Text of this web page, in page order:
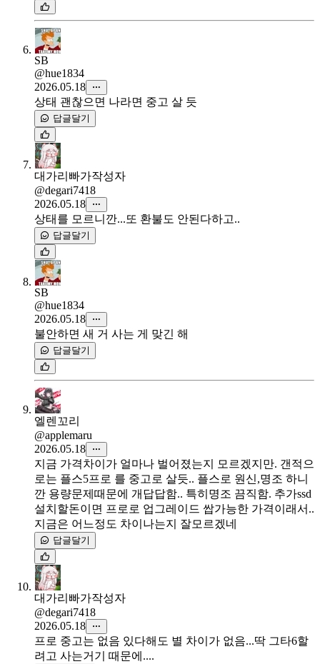
SB
@hue1834
2026.05.18
상태 괜찮으면 나라면 중고 살 듯
답글달기
대가리빠가작성자
@degari7418
2026.05.18
상태를 모르니깐...또 환불도 안된다하고..
답글달기
SB
@hue1834
2026.05.18
불안하면 새 거 사는 게 맞긴 해
답글달기
엘렌꼬리
@applemaru
2026.05.18
지금 가격차이가 얼마나 벌어졌는지 모르겠지만. 갠적으
로는 플스5프로 를 중고로 살듯.. 플스로 원신,명조 하니
깐 용량문제때문에 개답답함.. 특히명조 끔직함. 추가ssd
설치할돈이면 프로로 업그레이드 쌉가능한 가격이래서..
지금은 어느정도 차이나는지 잘모르겠네
답글달기
대가리빠가작성자
@degari7418
2026.05.18
프로 중고는 없음 있다해도 별 차이가 없음...딱 그타6할
려고 사는거기 때문에....